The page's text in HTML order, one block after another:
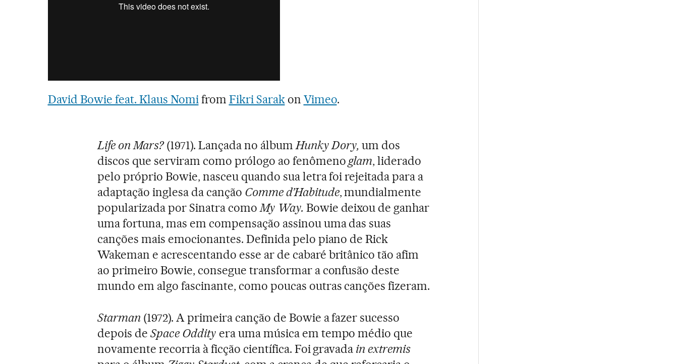
David Bowie feat. Klaus Nomifrom Fikri Sarakon Vimeo.
Life on Mars?(1971). Lançada no álbumHunky Dory, um dos
discos que serviram como prólogo ao fenômenoglam, liderado
pelo próprio Bowie, nasceu quando sua letra foi rejeitada para a
adaptação inglesa da canção Comme d’Habitude, mundialmente
popularizada por Sinatra comoMy Way. Bowie deixou de ganhar
uma fortuna, mas em compensação assinou uma das suas
canções mais emocionantes. Definida pelo piano de Rick
Wakeman e acrescentando esse ar de cabaré britânico tão afim
ao primeiro Bowie, consegue transformar a confusão deste
mundo em algo fascinante, como poucas outras canções fizeram.
Starman (1972). A primeira canção de Bowie a fazer sucesso
depois deSpace Oddity era uma música em tempo médio que
novamente recorria à ficção científica. Foi gravada in extremis